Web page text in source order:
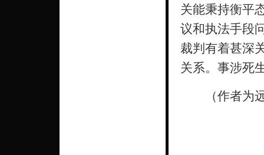
关能秉持衡平
议和执法手段
裁判有着甚深
关系。事涉死
（作者为远